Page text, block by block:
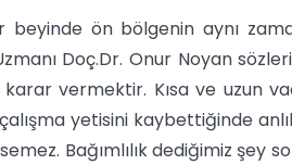
beyinde ön bölgenin aynı
Doç.Dr. Onur Noyan
karar vermektir. Kısa ve uzun
yetisini kaybettiğinde
Bağımlılık dediğimiz şey